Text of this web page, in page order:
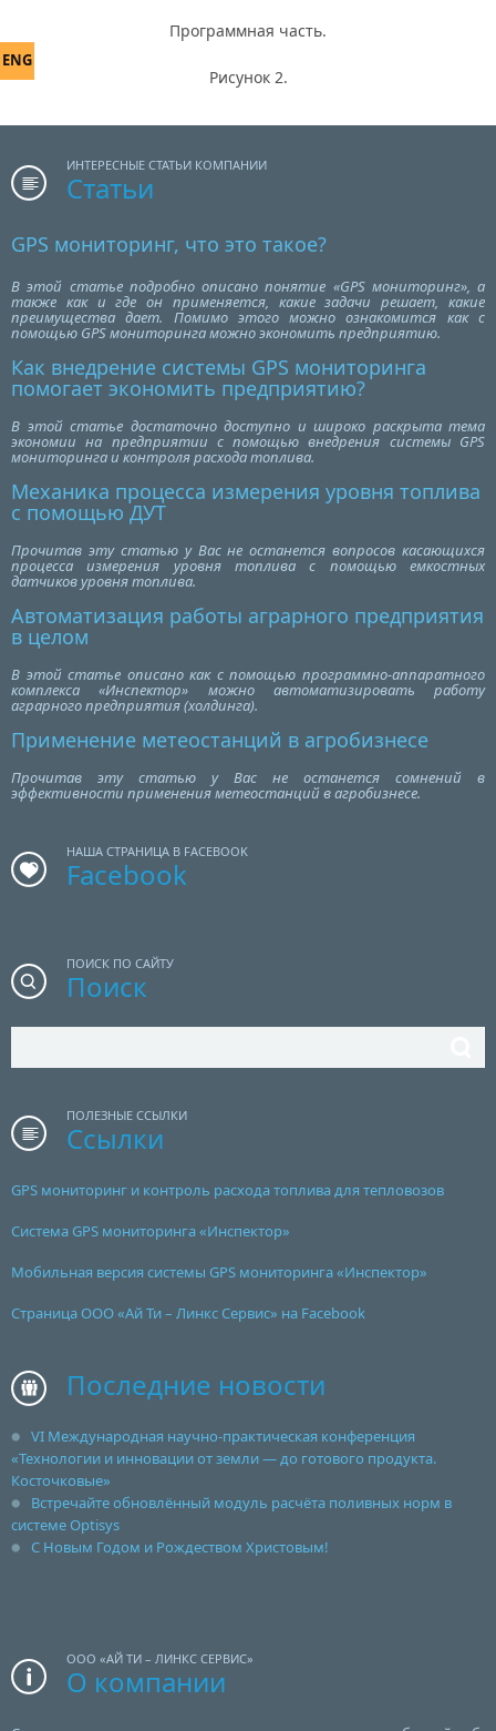
ENG
Программная часть.
Рисунок 2.
ИНТЕРЕСНЫЕ СТАТЬИ КОМПАНИИ
Статьи
GPS мониторинг, что это такое?
В этой статье подробно описано понятие «GPS мониторинг», а
также как и где он применяется, какие задачи решает, какие
преимущества дает. Помимо этого можно ознакомится как с
помощью GPS мониторинга можно экономить предприятию.
Как внедрение системы GPS мониторинга
помогает экономить предприятию?
В этой статье достаточно доступно и широко раскрыта тема
экономии на предприятии с помощью внедрения системы GPS
мониторинга и контроля расхода топлива.
Механика процесса измерения уровня топлива
с помощью ДУТ
Прочитав эту статью у Вас не останется вопросов касающихся
процесса измерения уровня топлива с помощью емкостных
датчиков уровня топлива.
Автоматизация работы аграрного предприятия
в целом
В этой статье описано как с помощью программно-аппаратного
комплекса «Инспектор» можно автоматизировать работу
аграрного предприятия (холдинга).
Применение метеостанций в агробизнесе
Прочитав эту статью у Вас не останется сомнений в
эффективности применения метеостанций в агробизнесе.
НАША СТРАНИЦА В FACEBOOK
Facebook
ПОИСК ПО САЙТУ
Поиск
ПОЛЕЗНЫЕ ССЫЛКИ
Ссылки
GPS мониторинг и контроль расхода топлива для тепловозов
Система GPS мониторинга «Инспектор»
Мобильная версия системы GPS мониторинга «Инспектор»
Страница ООО «Ай Ти – Линкс Сервис» на Facebook
Последние новости
VI Международная научно-практическая конференция
«Технологии и инновации от земли — до готового продукта.
Косточковые»
Встречайте обновлённый модуль расчёта поливных норм в
системе Optisys
С Новым Годом и Рождеством Христовым!
ООО «АЙ ТИ – ЛИНКС СЕРВИС»
О компании